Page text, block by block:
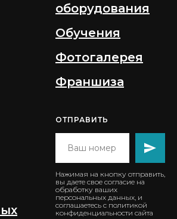
оборудования
Обучения
Фотогалерея
Франшиза
ОТПРАВИТЬ
Нажимая на кнопку отправить,
вы даете свое согласие на
обработку ваших
персональных данных, и
соглашаетесь с политикой
конфиденциальности сайта